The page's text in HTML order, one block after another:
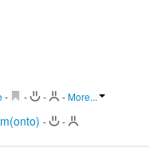
- - - -More...
- -